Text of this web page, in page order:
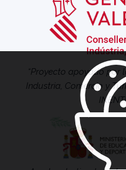
“Proyecto apoyado por
Industria, Comercio y